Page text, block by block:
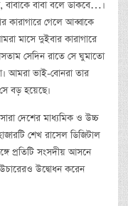
বাবা বলে ডাকবে…।
গেলে আব্বাকে
মাসে দুইবার কারাগারে
সেদিন রাতে সে ঘুমাতো
আমরা ভাই-বোনরা তার
বড় হয়েছে।
দেশের মাধ্যমিক ও উচ্চ
শেখ রাসেল ডিজিটাল
প্রতিটি সংসদীয় আসনে
উদ্বোধন করেন